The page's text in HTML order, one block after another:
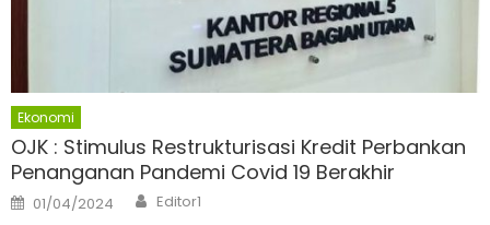
Ekonomi
OJK : Stimulus Restrukturisasi Kredit Perbankan
Penanganan Pandemi Covid 19 Berakhir
Posted
on
01/04/2024 Author
Editor1